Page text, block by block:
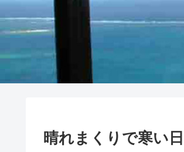
晴れまくりで寒い